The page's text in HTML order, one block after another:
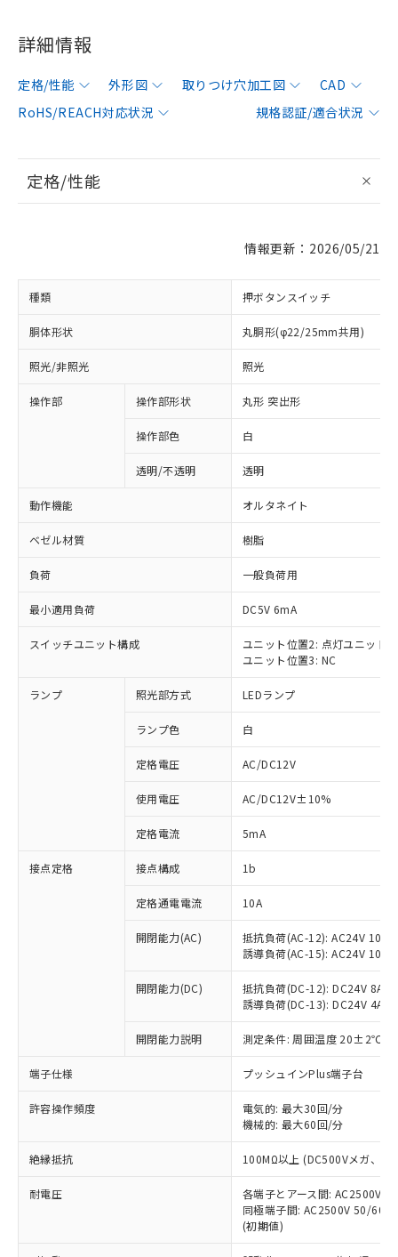
詳細情報
定格/性能 外形図 取りつけ穴加工図
CAD
RoHS/REACH対応状況
規格認証/適合状況
定格/性能
情報更新：2026/05/21
種類 押ボタンスイッチ
胴体形状 丸胴形(φ22/25mm共用)
照光/非照光 照光
操作部 操作部形状 丸形 突出形
操作部色 白
透明/不透明 透明
動作機能 オルタネイト
ベゼル材質 樹脂
負荷 一般負荷用
最小適用負荷 DC5V 6mA
スイッチユニット構成
ユニット位置2: 点灯ユニット
ユニット位置3: NC
ランプ 照光部方式 LEDランプ
ランプ色 白
定格電圧 AC/DC12V
使用電圧 AC/DC12V±10%
定格電流 5mA
接点定格 接点構成 1b
定格通電電流 10A
開閉能力(AC)
抵抗負荷(AC-12): AC24V 10A/
誘導負荷(AC-15): AC24V
開閉能力(DC)
抵抗負荷(DC-12): DC24V 8A/
誘導負荷(DC-13): DC24V 4A/
開閉能力説明 測定条件: 周囲温度 20±2℃、
端子仕様 プッシュインPlus端子台
許容操作頻度
電気的: 最大30回/分
機械的: 最大60回/分
絶縁抵抗 100MΩ以上 (DC500Vメガ、点
耐電圧
各端子とアース間: AC2500V
同極端子間: AC2500V 50/
(初期値)
ご利用条件
以下の条件をお読みいただき、同意のうえ
ご利用ください。
本サービスは、当社制御機器事業取扱
商品の当社在庫状況および標準価格
(税抜)を提供させていただくもので
当社制御機器事業取扱商品の中には、
本サービスの対象外となる商品もある
ことをご了承ください。
在庫状況および標準価格照会結果は、
記載している更新日時点での社内デー
タに基づき作成されるものであり、閲
覧された時点での実際の在庫および標
準価格とは異なる場合があることをご
※1 対応状況
対応済み：EU RoHS指令（10物質）の
非含有に対応した製品が提供可能な商品で
対応予定：EU RoHS指令（10物質）の非含
有に対応した製品に切り替える予定のある
対応予定なし：EU RoHS指令（10物質）の
非含有に非対応の商品で、対応品を出す予
定はありません。
調査・確認中：EU RoHS指令（10物質）の
非含有の対応状況を調査中または確認中の
非該当品：ライセンス料など無形物で、有
害物質有無と関係のない商品です。
仕入先様の事情により、非含有部品として
いたものが、含有品と判明した場合などや
むを得ず変更することがあります。
鉛(Pb) 1000ppm以下、 水銀(Hg) 1000ppm以下、 カド
六価クロム(Cr(Ⅵ)) 1000ppm以下、ポリ臭化ビフェニル
類(PBB) 1000ppm以下、ポリ臭化ジフェニルエーテル類
(PBDE) 1000ppm以下、フタル酸ビス(2-エチルヘキシ
※1 中国RoHS○×表
「○」：最大均質材料含有率が中国RoHSの
基準値以下であることを示します。
「×」：最大均質材料含有率が中国RoHSの
基準値を超えていることを示します。
「－」：未確認です。当社販売部門へお問
い合わせください。
*中国RoHS10物質の基準値 (GB/T26572)：
Pb(鉛) :1000ppm、 Hg(水銀) : 1000ppm、 Cd(カドミウ
Cr(Ⅵ)(六価クロム) : 1000ppm、 PBBs(ポリ臭化ビフェ
当社は、これら貴社製品のうち、外国
為替および外国貿易法に定める商品
（以下｢規制貨物等」という）を輸出
国政府の輸出許可(または役務取引許
可)を取得するなどの必要な手続きを